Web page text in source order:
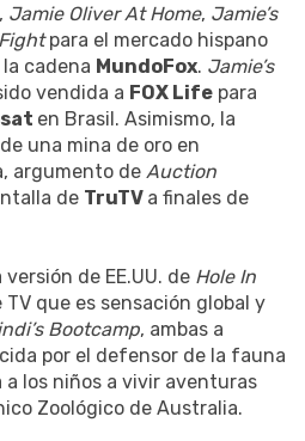
Jamie Oliver At Home, Jamie’s
para el mercado hispano
cadena MundoFox. Jamie’s
vendida a FOX Life para
en Brasil. Asimismo, la
una mina de oro en
argumento de Auction
de TruTV a finales de
de EE.UU. de Hole In
que es sensación global y
Bootcamp, ambas a
por el defensor de la fauna
a los niños a vivir aventuras
Zoológico de Australia.